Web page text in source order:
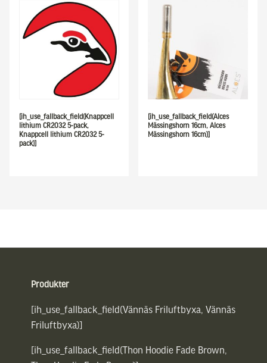
[ih_use_fallback_field(Knappcell
lithium CR2032 5-pack,
Knappcell lithium CR2032 5-
pack)]
[ih_use_fallback_field(Alces
Mässingshorn 16cm, Alces
Mässingshorn 16cm)]
Produkter
[ih_use_fallback_field(Vännäs Friluftbyxa, Vännäs
Friluftbyxa)]
[ih_use_fallback_field(Thon Hoodie Fade Brown,